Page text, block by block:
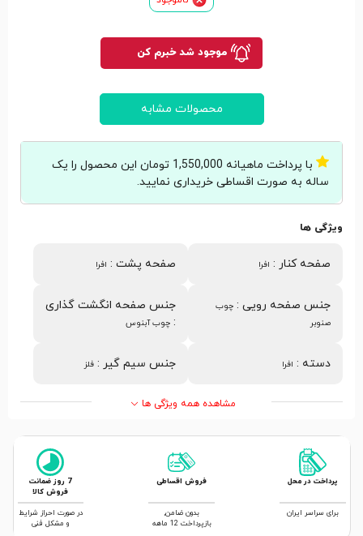
موجود شد خبرم کن
محصولات مشابه
با پرداخت ماهیانه 1,550,000 تومان این محصول را یک
ساله به صورت اقساطی خریداری نمایید.
ویژگی ها
صفحه کنار : افرا صفحه پشت : افرا
جنس صفحه رویی : چوب
صنوبر
جنس صفحه انگشت گذاری
:چوب آبنوس
دسته : افرا جنس سیم گیر :فلز
مشاهده همه ویژگی ها
پرداخت در محل
برای سراسر ایران
فروش اقساطی
بدون ضامن,
بازپرداخت 12 ماهه
7 روز ضمانت
فروش کالا
در صورت احراز شرایط
و مشکل فنی